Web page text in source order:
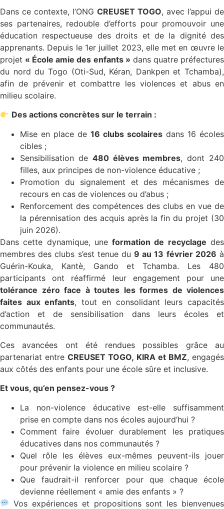
Dans ce contexte, l’ONG CREUSET TOGO, avec l’appui de
ses partenaires, redouble d’efforts pour promouvoir une
éducation respectueuse des droits et de la dignité des
apprenants. Depuis le 1er juillet 2023, elle met en œuvre le
projet « École amie des enfants » dans quatre préfectures
du nord du Togo (Oti-Sud, Kéran, Dankpen et Tchamba),
afin de prévenir et combattre les violences et abus en
milieu scolaire.
Des actions concrètes sur le terrain :
Mise en place de 16 clubs scolaires dans 16 écoles
cibles ;
Sensibilisation de 480 élèves membres, dont 240
filles, aux principes de non-violence éducative ;
Promotion du signalement et des mécanismes de
recours en cas de violences ou d’abus ;
Renforcement des compétences des clubs en vue de
la pérennisation des acquis après la fin du projet (30
juin 2026).
Dans cette dynamique, uneformation de recyclage des
membres des clubs s’est tenue du9 au 13 février 2026 à
Guérin-Kouka, Kantè, Gando et Tchamba. Les 480
participants ont réaffirmé leur engagement pour une
tolérance zéro face à toutes les formes de violences
faites aux enfants, tout en consolidant leurs capacités
d’action et de sensibilisation dans leurs écoles et
communautés.
Ces avancées ont été rendues possibles grâce au
partenariat entreCREUSET TOGO, KIRA et BMZ, engagés
aux côtés des enfants pour une école sûre et inclusive.
Et vous, qu’en pensez-vous ?
La non-violence éducative est-elle suffisamment
prise en compte dans nos écoles aujourd’hui ?
Comment faire évoluer durablement les pratiques
éducatives dans nos communautés ?
Quel rôle les élèves eux-mêmes peuvent-ils jouer
pour prévenir la violence en milieu scolaire ?
Que faudrait-il renforcer pour que chaque école
devienne réellement « amie des enfants » ?
Vos expériences et propositions sont les bienvenues